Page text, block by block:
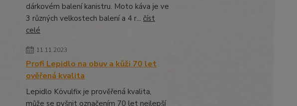
dárkovém balení kanistru. Moto káva je ve
3 různých velkostech balení a 4 r... číst
celé
11.11.2023
Profi Lepidlo na obuv a kůži 70 let
ověřená kvalita
Lepidlo Kövulfix je prověřená kvalita,
může se pyšnit označením 70 let nejlepší